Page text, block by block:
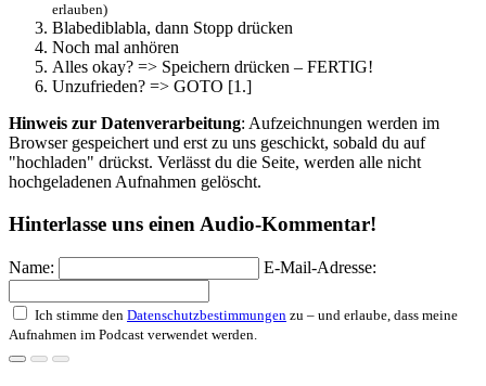
erlauben)
Blabediblabla, dann Stopp drücken
Noch mal anhören
Alles okay? => Speichern drücken – FERTIG!
Unzufrieden? => GOTO [1.]
Hinweis zur Datenverarbeitung: Aufzeichnungen werden im
Browser gespeichert und erst zu uns geschickt, sobald du auf
"hochladen" drückst. Verlässt du die Seite, werden alle nicht
hochgeladenen Aufnahmen gelöscht.
Hinterlasse uns einen Audio-Kommentar!
Name: E-Mail-Adresse:
Ich stimme den Datenschutzbestimmungen zu – und erlaube, dass meine
Aufnahmen im Podcast verwendet werden.